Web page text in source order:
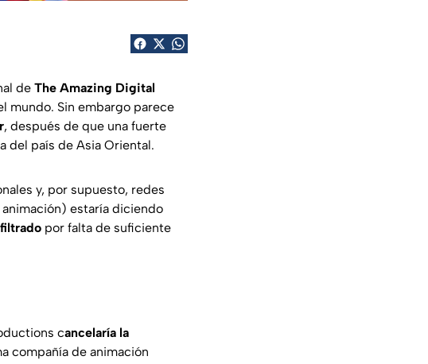
de The Amazing Digital
mundo. Sin embargo parece
, después de que una fuerte
del país de Asia Oriental.
y, por supuesto, redes
estaría diciendo
filtrado por falta de suficiente
cancelaría la
compañía de animación